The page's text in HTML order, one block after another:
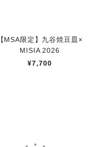
【MSA限定】九谷焼豆皿×
MISIA 2026
¥7,700